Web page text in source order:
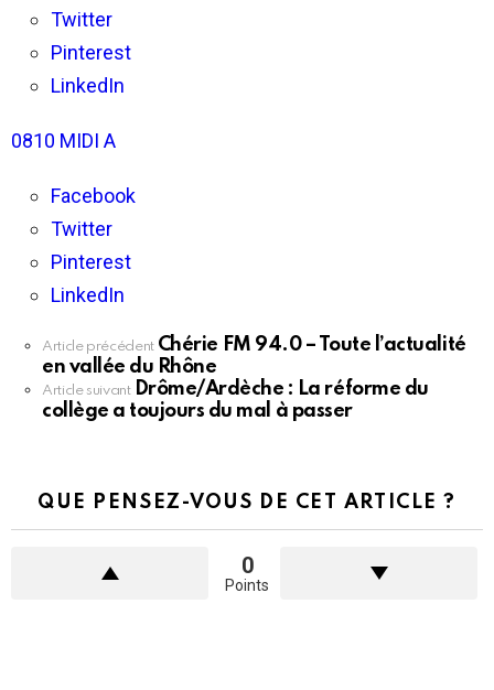
Twitter
Pinterest
LinkedIn
0810 MIDI A
Facebook
Twitter
Pinterest
LinkedIn
En
plus
Article précédent Chérie FM 94.0 – Toute l’actualité
en vallée du Rhône
Article suivant Drôme/Ardèche : La réforme du
collège a toujours du mal à passer
QUE PENSEZ-VOUS DE CET ARTICLE ?
0
Points